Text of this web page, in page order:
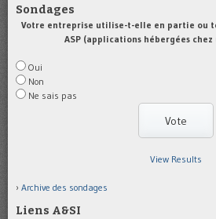
Sondages
Votre entreprise utilise-t-elle en partie ou
ASP (applications hébergées
Oui
Non
Ne sais pas
View Results
Archive des sondages
Liens A&SI